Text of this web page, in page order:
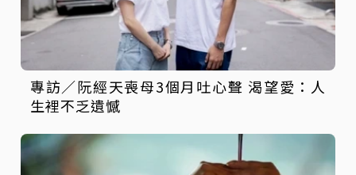
專訪／阮經天喪母3個月吐心聲 渴望愛：人
生裡不乏遺憾